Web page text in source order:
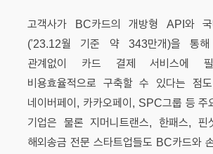
고객사가 BC카드의 개방형 API와
(’23.12월 기준 약 343만개)을 통해
관계없이 카드 결제 서비스에 필
비용효율적으로 구축할 수 있다는 점
네이버페이, 카카오페이, SPC그룹 등 주
기업은 물론 지머니트랜스, 한패스,
해외송금 전문 스타트업들도 BC카드와